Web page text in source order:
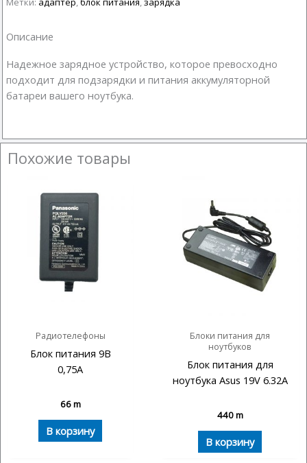
Описание
Надежное зарядное устройство, которое превосходно
подходит для подзарядки и питания аккумуляторной
батареи вашего ноутбука.
Похожие товары
Радиотелефоны
Блок питания 9В
0,75А
66m
В корзину
Блоки питания для
ноутбуков
Блок питания для
ноутбука Asus 19V 6.32A
440m
В корзину